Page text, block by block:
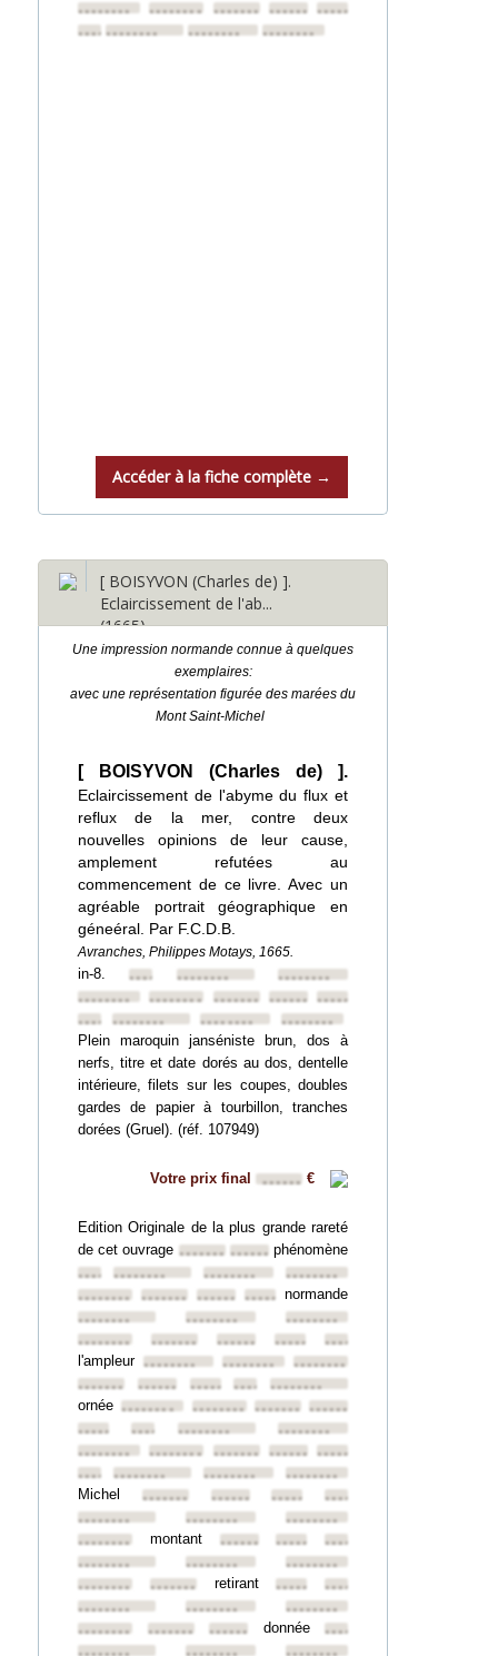
••••••••
•••••••• •••••••• ••••••••••••••••
•••••••••••••••• •••••••• ••••••••
Accéder à la fiche complète →
[ BOISYVON (Charles de) ].
Eclaircissement de l'ab...
(1665)
Une impression normande connue à quelques
exemplaires:
avec une représentation figurée des marées du
Mont Saint-Michel
[ BOISYVON (Charles de) ].
Eclaircissement de l'abyme du flux et
reflux de la mer, contre deux
nouvelles opinions de leur cause,
amplement refutées au
commencement de ce livre. Avec un
agréable portrait géographique en
géneéral. Par F.C.D.B.
Avranches, Philippes Motays, 1665.
in-8.••••••••••••••••
••••••••
••••••••
•••••••• •••••••• ••••••••••••••••
•••••••••••••••• ••••••••
••••••••
Plein maroquin janséniste brun, dos à
nerfs, titre et date dorés au dos, dentelle
intérieure, filets sur les coupes, doubles
gardes de papier à tourbillon, tranches
dorées (Gruel). (réf. 107949)
Votre prix final •••••• €
Edition Originale de la plus grande rareté
de cet ouvrage ••••••••••••••••phénomène
•••••••••••••••• ••••••••
••••••••
•••••••• •••••••• ••••••••••••••••normande
••••••••
••••••••
••••••••
••••••••
•••••••• •••••••• ••••••••••••••••
l'ampleur •••••••• ••••••••
••••••••
••••••••
••••••••••••••••••••••••••••••••
ornée•••••••• •••••••• •••••••• ••••••••
••••••••••••••••••••••••
••••••••
••••••••
•••••••• •••••••• ••••••••••••••••
•••••••••••••••• ••••••••
••••••••
Michel •••••••• •••••••• ••••••••••••••••
••••••••
••••••••
••••••••
•••••••• montant •••••••• ••••••••••••••••
••••••••
••••••••
••••••••
••••••••
•••••••• retirant••••••••••••••••
••••••••
••••••••
••••••••
••••••••
•••••••• ••••••••donnée ••••••••